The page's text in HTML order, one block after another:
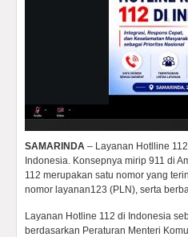
SAMARINDA – Layanan Hotlline
Indonesia. Konsepnya mirip 911 di
112 merupakan satu nomor yang
nomor layanan123 (PLN), serta
Layanan Hotline 112 di Indonesia
berdasarkan Peraturan Menteri